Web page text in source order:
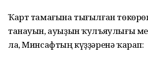
Ҡарт тамағына тығылған
танауын, ауыҙын ҡулъяулығы
ла, Минсафтың күҙҙәренә ҡарап: